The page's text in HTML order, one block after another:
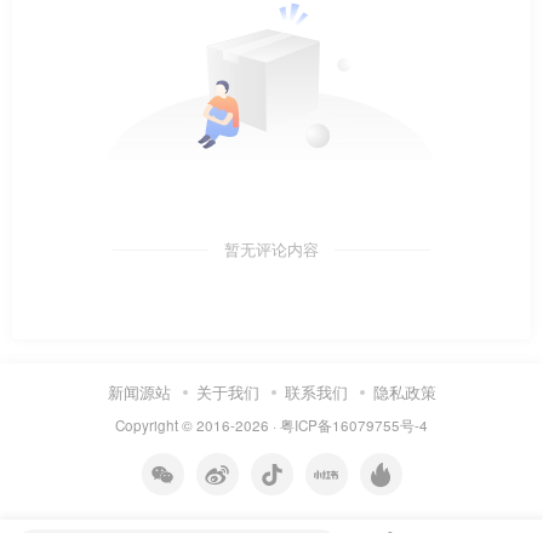
暂无评论内容
新闻源站 关于我们 联系我们 隐私政策
Copyright © 2016-2026 · 粤ICP备16079755号-4